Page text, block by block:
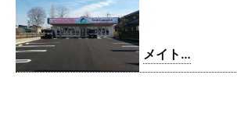
メイト
ドリー